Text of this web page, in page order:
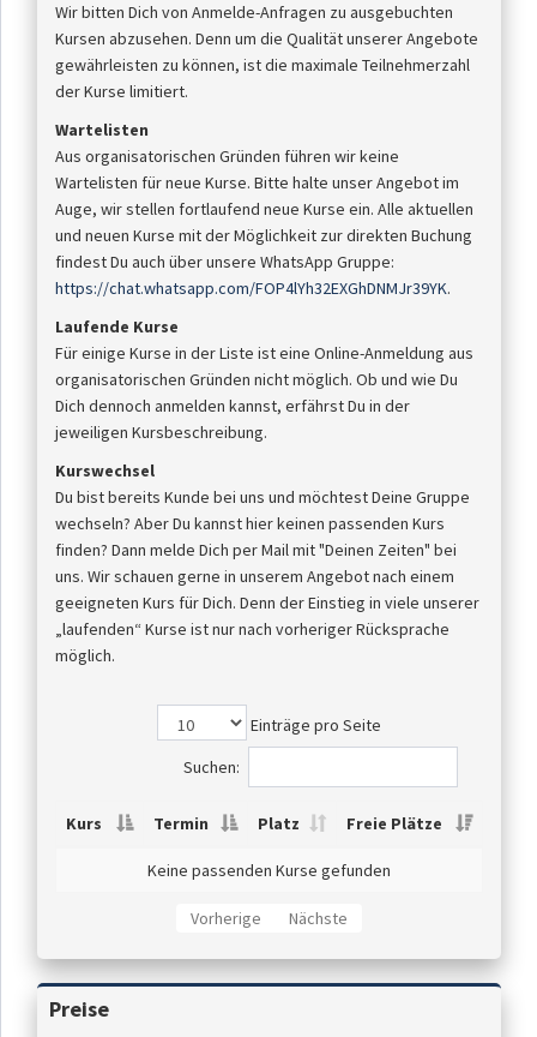
Wir bitten Dich von Anmelde-Anfragen zu ausgebuchten
Kursen abzusehen. Denn um die Qualität unserer Angebote
gewährleisten zu können, ist die maximale Teilnehmerzahl
der Kurse limitiert.
Wartelisten
Aus organisatorischen Gründen führen wir keine
Wartelisten für neue Kurse. Bitte halte unser Angebot im
Auge, wir stellen fortlaufend neue Kurse ein. Alle aktuellen
und neuen Kurse mit der Möglichkeit zur direkten Buchung
findest Du auch über unsere WhatsApp Gruppe:
https://chat.whatsapp.com/FOP4lYh32EXGhDNMJr39YK.
Laufende Kurse
Für einige Kurse in der Liste ist eine Online-Anmeldung aus
organisatorischen Gründen nicht möglich. Ob und wie Du
Dich dennoch anmelden kannst, erfährst Du in der
jeweiligen Kursbeschreibung.
Kurswechsel
Du bist bereits Kunde bei uns und möchtest Deine Gruppe
wechseln? Aber Du kannst hier keinen passenden Kurs
finden? Dann melde Dich per Mail mit "Deinen Zeiten" bei
uns. Wir schauen gerne in unserem Angebot nach einem
geeigneten Kurs für Dich. Denn der Einstieg in viele unserer
„laufenden“ Kurse ist nur nach vorheriger Rücksprache
möglich.
Einträge pro Seite
Suchen:
Kurs Termin Platz Freie Plätze
Keine passenden Kurse gefunden
Vorherige Nächste
Preise